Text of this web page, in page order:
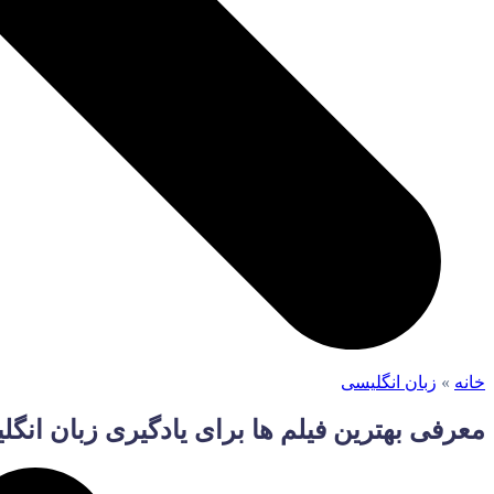
خانه » زبان انگلیسی
معرفی بهترین فیلم ها برای یادگیری زبان